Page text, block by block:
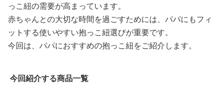
っこ紐の需要が高まっています。
赤ちゃんとの大切な時間を過ごすためには、パパにもフィ
ットする使いやすい抱っこ紐選びが重要です。
今回は、パパにおすすめの抱っこ紐をご紹介します。
今回紹介する商品一覧